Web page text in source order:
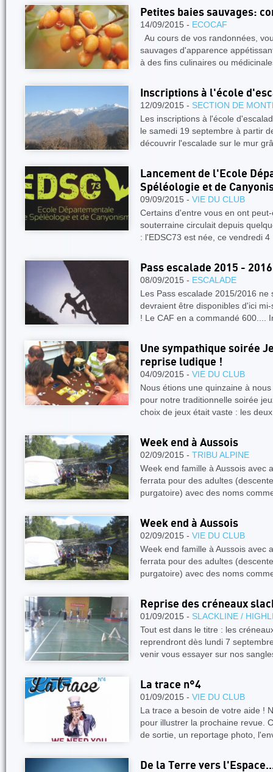
Petites baies sauvages:
14/09/2015 - ECOCAF
Au cours de vos randonnées,
sauvages d'apparence
à des fins culinaires ou
Inscriptions à l'école
12/09/2015 - SECTION DE
Les inscriptions à l'école
le samedi 19 septembre à partir
découvrir l'escalade sur le mur
Lancement de l'Ecole
Spéléologie et de
09/09/2015 - VIE DU CLUB
Certains d'entre vous en ont
souterraine circulait depuis
: l'EDSC73 est née, ce vendredi 4
Pass escalade 2015 - 2016
08/09/2015 - ESCALADE
Les Pass escalade 2015/2016
devraient être disponibles d'ici
! Le CAF en a commandé 600....
Une sympathique soirée
reprise ludique !
04/09/2015 - VIE DU CLUB
Nous étions une quinzaine à
pour notre traditionnelle soirée
choix de jeux était vaste : les
Week end à Aussois
02/09/2015 - TRIBU ALPINE
Week end famille à Aussois avec
ferrata pour des adultes
purgatoire) avec des noms
Week end à Aussois
02/09/2015 - VIE DU CLUB
Week end famille à Aussois avec
ferrata pour des adultes
purgatoire) avec des noms
Reprise des créneaux
01/09/2015 - SLACKLINE /
Tout est dans le titre : les
reprendront dès lundi 7
venir vous essayer sur nos
La trace n°4
01/09/2015 - VIE DU CLUB
La trace a besoin de votre aide !
pour illustrer la prochaine revue.
de sortie, un reportage photo,
De la Terre vers